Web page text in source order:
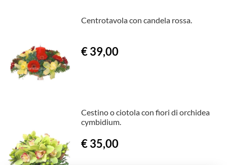
Centrotavola con candela rossa.
€ 39,00
Cestino o ciotola con fiori di orchidea
cymbidium.
€ 35,00